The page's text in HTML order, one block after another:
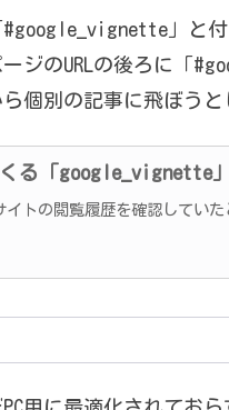
#google_vignette」と
ジのURLの後ろに「
個別の記事に飛ぼうと
る「google_vignette
トの閲覧履歴を確認してい